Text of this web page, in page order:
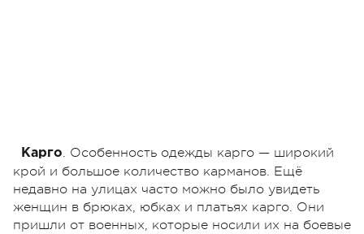
Карго. Особенность одежды карго — широкий
крой и большое количество карманов. Ещё
недавно на улицах часто можно было увидеть
женщин в брюках, юбках и платьях карго. Они
пришли от военных, которые носили их на боевые